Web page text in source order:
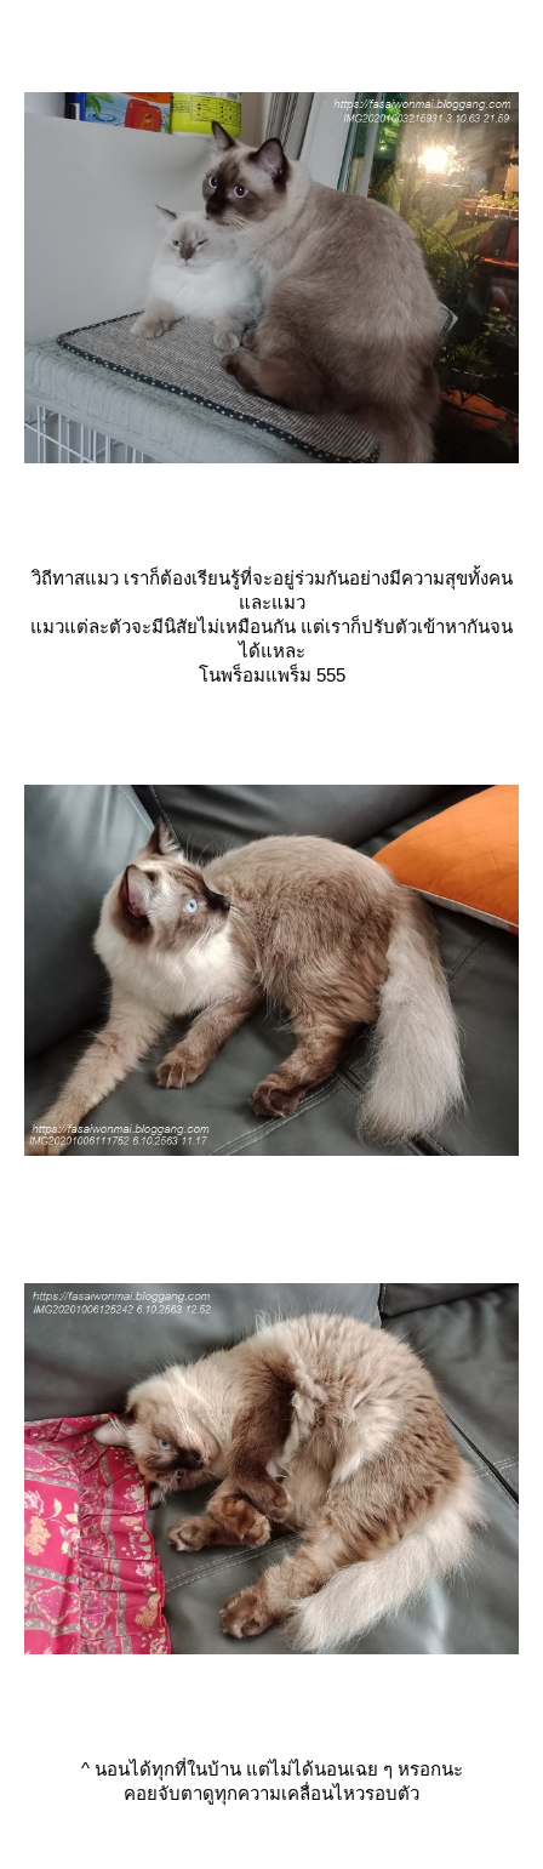
วิถีทาสแมว เราก็ต้องเรียนรู้ที่จะอยู่ร่วมกันอย่างมีความสุขทั้งคน
ละแมว
มวแต่ละตัวจะมีนิสัยไม่เหมือนกัน แต่เราก็ปรับตัวเข้าหากันจน
ได้แหละ
นพร็อมแพร็ม 555
^นอนได้ทุกที่ในบ้าน แต่ไม่ได้นอนเฉย ๆ หรอกนะ
คอยจับตาดูทุกความเคลื่อนไหวรอบตัว